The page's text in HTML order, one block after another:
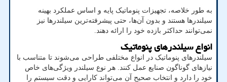
به طور خلاصه، تجهیزات پنوماتیک پایه و اساس عملکرد بهینه
سیلندرها هستند و بدون آن‌ها، حتی پیشرفته‌ترین سیلندرها نیز
نمی‌توانند حداکثر بازده خود را ارائه دهند
انواع سیلندرهای پنوماتیک
سیلندرهای پنوماتیک در انواع مختلفی طراحی می‌شوند تا متناسب با
نیازهای گوناگون صنایع عمل کنند. هر نوع سیلندر ویژگی‌های خاص
خود را دارد و انتخاب صحیح آن می‌تواند کارایی و دقت سیستم را